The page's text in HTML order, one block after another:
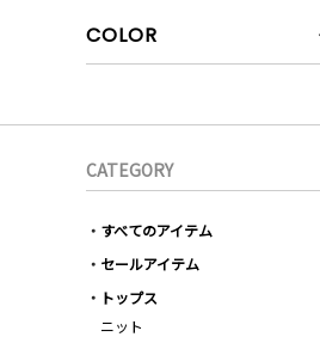
COLOR
CATEGORY
すべてのアイテム
セールアイテム
トップス
ニット